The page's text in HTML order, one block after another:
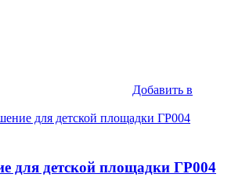
Добавить в
для детской площадки ГР004